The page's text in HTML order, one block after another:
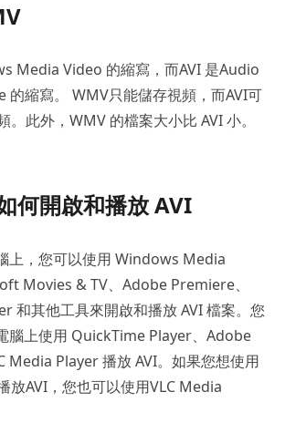
Media Video 的縮寫，而AVI 是Audio
縮寫。 WMV只能儲存視頻，而AVI可
。此外，WMV 的檔案大小比 AVI 小。
何開啟和播放 AVI
上，您可以使用 Windows Media
Movies & TV、Adobe Premiere、
和其他工具來開啟和播放 AVI 檔案。您
腦上使用 QuickTime Player、Adobe
Media Player 播放 AVI。如果您想使用
放AVI，您也可以使用VLC Media